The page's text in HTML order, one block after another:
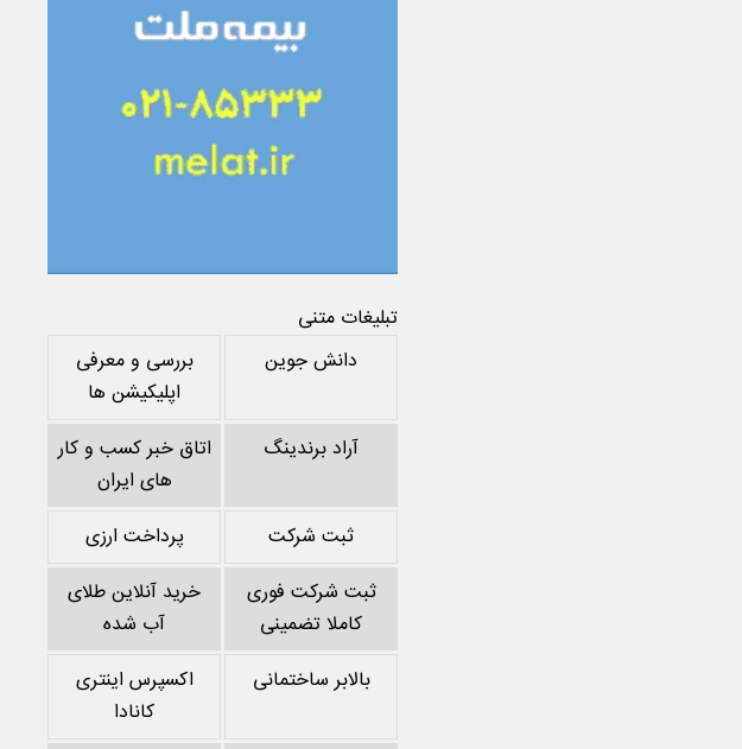
تبلیغات متنی
دانش جوین
بررسی و معرفی
اپلیکیشن ها
آراد برندینگ
اتاق خبر کسب و کار
های ایران
ثبت شرکت
پرداخت ارزی
ثبت شرکت فوری
کاملا تضمینی
خرید آنلاین طلای
آب شده
بالابر ساختمانی
اکسپرس اینتری
کانادا